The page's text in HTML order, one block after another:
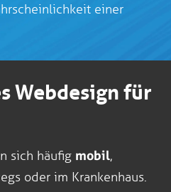
einer
Webdesign für
sich häufig mobil,
oder im Krankenhaus.